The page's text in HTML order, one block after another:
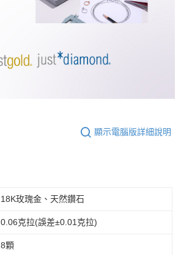
顯示電腦版詳細說明
18K玫瑰金、天然鑽石
0.06克拉(誤差±0.01克拉)
8顆